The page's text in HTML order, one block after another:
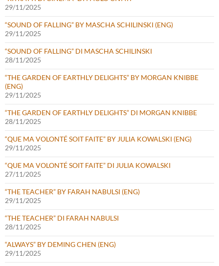
29/11/2025
“SOUND OF FALLING” BY MASCHA SCHILINSKI (ENG)
29/11/2025
“SOUND OF FALLING” DI MASCHA SCHILINSKI
28/11/2025
“THE GARDEN OF EARTHLY DELIGHTS” BY MORGAN KNIBBE
(ENG)
29/11/2025
“THE GARDEN OF EARTHLY DELIGHTS” DI MORGAN KNIBBE
28/11/2025
“QUE MA VOLONTÉ SOIT FAITE” BY JULIA KOWALSKI (ENG)
29/11/2025
“QUE MA VOLONTÉ SOIT FAITE” DI JULIA KOWALSKI
27/11/2025
“THE TEACHER” BY FARAH NABULSI (ENG)
29/11/2025
“THE TEACHER” DI FARAH NABULSI
28/11/2025
“ALWAYS” BY DEMING CHEN (ENG)
29/11/2025